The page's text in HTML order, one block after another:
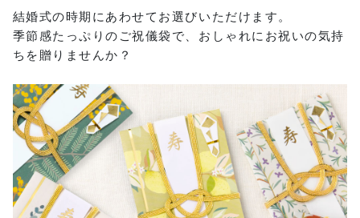
結婚式の時期にあわせてお選びいただけます。
季節感たっぷりのご祝儀袋で、おしゃれにお祝いの気持
ちを贈りませんか？